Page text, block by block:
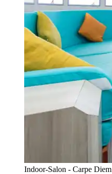
Indoor-Salon - Carpe Diem